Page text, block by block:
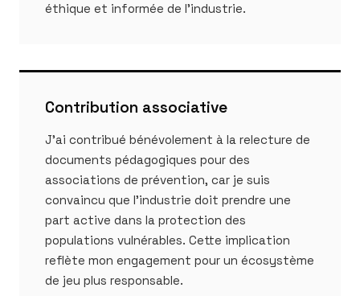
éthique et informée de l'industrie.
Contribution associative
J'ai contribué bénévolement à la relecture de
documents pédagogiques pour des
associations de prévention, car je suis
convaincu que l'industrie doit prendre une
part active dans la protection des
populations vulnérables. Cette implication
reflète mon engagement pour un écosystème
de jeu plus responsable.